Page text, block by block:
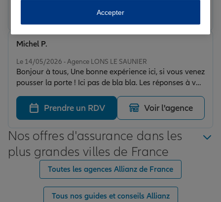
Prendre un RDV
Le 14/05/2026 - Agence LONS LE SAUNIER
Bonjour à tous, Une bonne expérience ici, si vous venez
pousser la porte ! Ici pas de bla bla. Les réponses à vos
questions sont rapides, précises, correspondant à vos
souhaits. Aussi Collectionneursde voitures Anciennes
venez pousser cette porte! Merci pour le Charisme des
réponses ! Cordialement Michel
Michel P.
Prendre un RDV Voir l'agence
Nos offres d'assurance dans les
plus grandes villes de France
Toutes les agences Allianz de France
Tous nos guides et conseils Allianz
Accepter